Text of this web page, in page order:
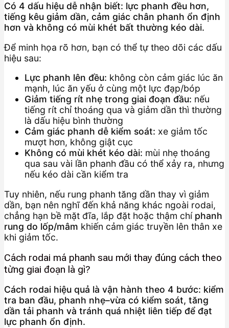
Có 4 dấu hiệu dễ nhận biết: lực phanh đều hơn,
tiếng kêu giảm dần, cảm giác chân phanh ổn định
hơn và không có mùi khét bất thường kéo dài.
Để minh họa rõ hơn, bạn có thể tự theo dõi các dấu
hiệu sau:
Lực phanh lên đều: không còn cảm giác lúc ăn
mạnh, lúc ăn yếu ở cùng một lực đạp/bóp
Giảm tiếng rít nhẹ trong giai đoạn đầu: nếu
tiếng rít chỉ thoáng qua và giảm dần thì thường
là dấu hiệu bình thường
Cảm giác phanh dễ kiểm soát: xe giảm tốc
mượt hơn, không giật cục
Không có mùi khét kéo dài: mùi nhẹ thoáng
qua sau vài lần phanh đầu có thể xảy ra, nhưng
nếu kéo dài cần kiểm tra
Tuy nhiên, nếu rung phanh tăng dần thay vì giảm
dần, bạn nên nghĩ đến khả năng khác ngoài rodai,
chẳng hạn bề mặt đĩa, lắp đặt hoặc thậm chí phanh
rung do lốp/mâm khiến cảm giác truyền lên thân xe
khi giảm tốc.
Cách rodai má phanh sau mới thay đúng cách theo
từng giai đoạn là gì?
Cách rodai hiệu quả là vận hành theo 4 bước: kiểm
tra ban đầu, phanh nhẹ–vừa có kiểm soát, tăng
dần tải phanh và tránh quá nhiệt liên tiếp để đạt
lực phanh ổn định.